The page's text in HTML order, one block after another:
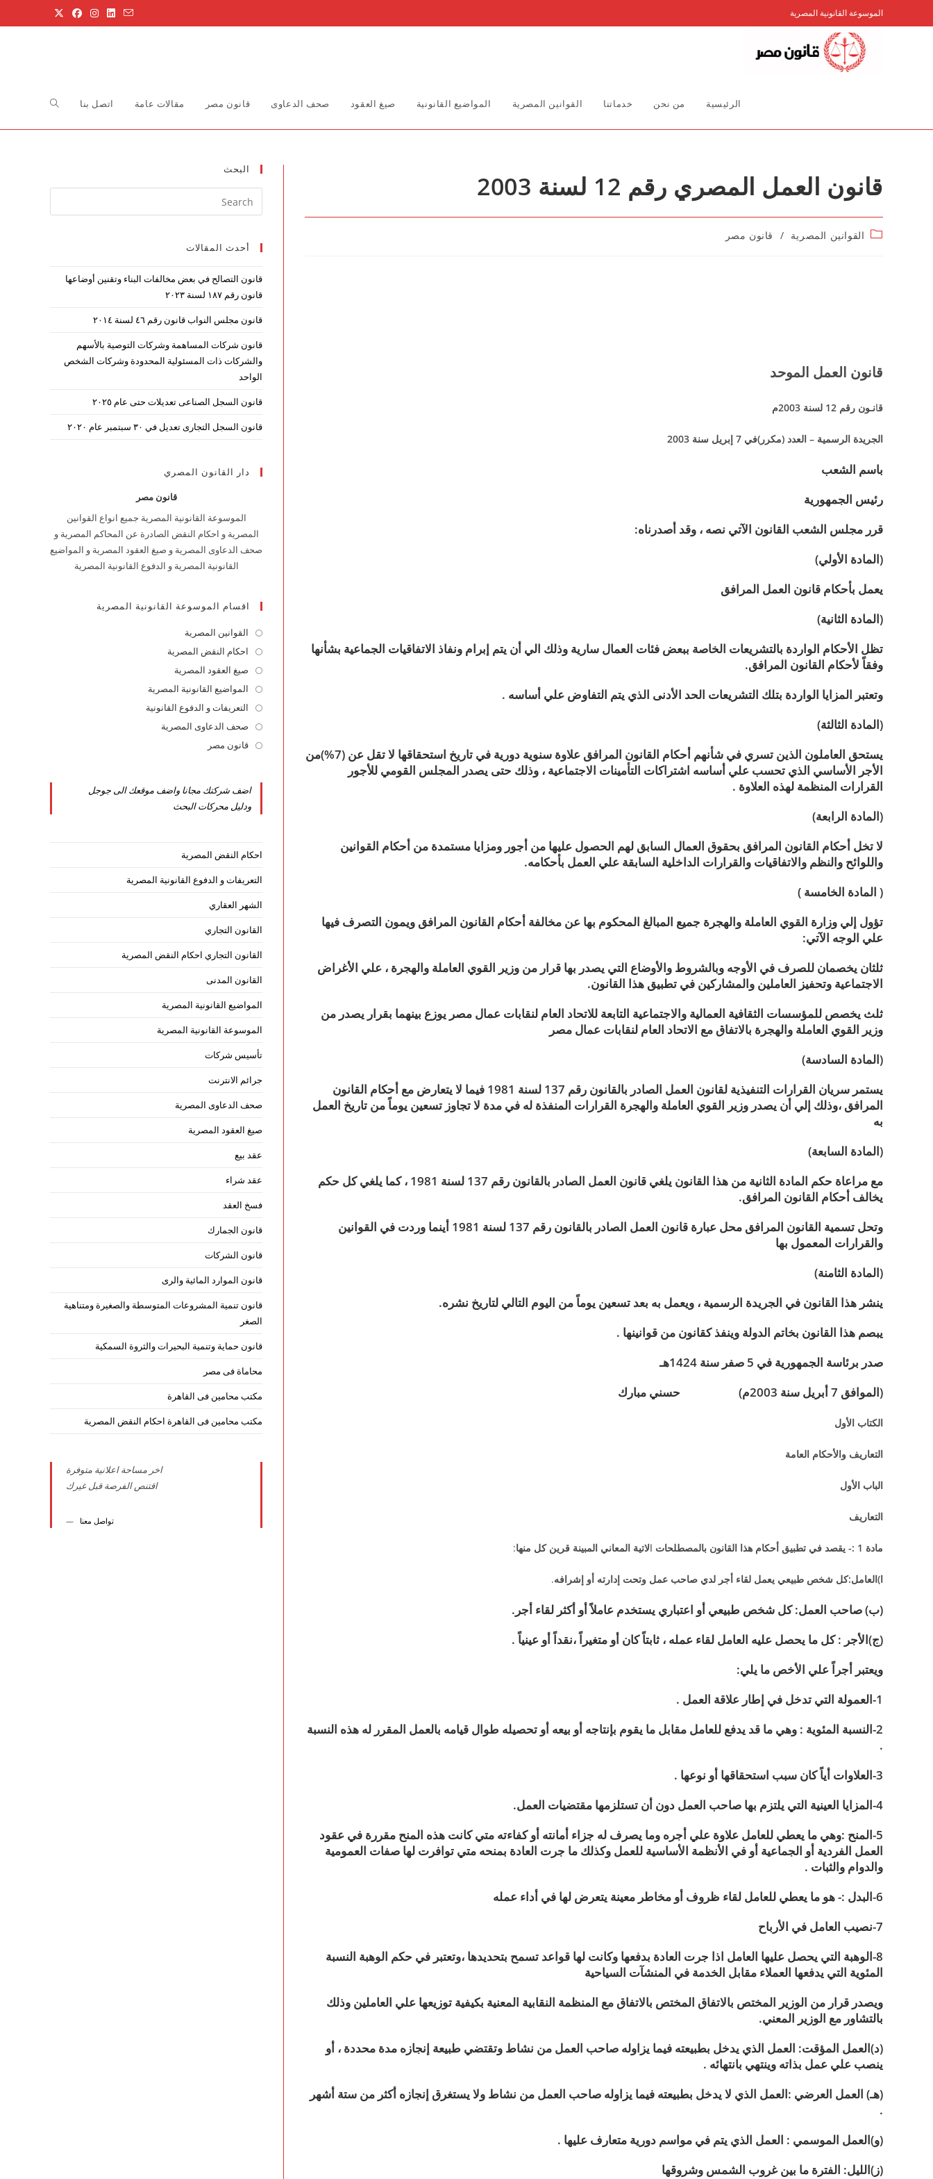
to
الموسوعة القانونية المصرية
الرئيسية من نحن خدماتنا القوانين المصرية المواضيع القانونية صيغ العقود صحف الدعاوى قانون مصر مقالات عامة اتصل بنا Toggle
قانون العمل المصري رقم 12 لسنة 2003
Post
القوانين المصرية / قانون مصر
قانون العمل الموحد
قانـون رقم 12 لسنة ‏2003‏م
الجريدة الرسمية – العدد (مكرر)في 7 إبريل سنة ‏2003‏
باسم الشعب
رئيس الجمهورية
قرر مجلس الشعب القانون الآتي نصه ، وقد أصدرناه:
(المادة الأولي)
يعمل بأحكام قانون العمل المرافق
(المادة الثانية)
تظل الأحكام الواردة بالتشريعات الخاصة ببعض فئات العمال سارية وذلك الي أن يتم إبرام ونفاذ الاتفاقيات الجماعية بشأنها
وفقاً لأحكام القانون المرافق.
وتعتبر المزايا الواردة بتلك التشريعات الحد الأدنى الذي يتم التفاوض علي أساسه .
(المادة الثالثة)
يستحق العاملون الذين تسري في شأنهم أحكام القانون المرافق علاوة سنوية دورية في تاريخ استحقاقها لا تقل عن (7%)من
الأجر الأساسي الذي تحسب علي أساسه اشتراكات التأمينات الاجتماعية ، وذلك حتى يصدر المجلس القومي للأجور
القرارات المنظمة لهذه العلاوة .
(المادة الرابعة)
لا تخل أحكام القانون المرافق بحقوق العمال السابق لهم الحصول عليها من أجور ومزايا مستمدة من أحكام القوانين
واللوائح والنظم والاتفاقيات والقرارات الداخلية السابقة علي العمل بأحكامه.
( المادة الخامسة )
تؤول إلي وزارة القوي العاملة والهجرة جميع المبالغ المحكوم بها عن مخالفة أحكام القانون المرافق ويمون التصرف فيها
علي الوجه الآتي:
ثلثان يخصمان للصرف في الأوجه وبالشروط والأوضاع التي يصدر بها قرار من وزير القوي العاملة والهجرة ، علي الأغراض
الاجتماعية وتحفيز العاملين والمشاركين في تطبيق هذا القانون.
ثلث يخصص للمؤسسات الثقافية العمالية والاجتماعية التابعة للاتحاد العام لنقابات عمال مصر يوزع بينهما بقرار يصدر من
وزير القوي العاملة والهجرة بالاتفاق مع الاتحاد العام لنقابات عمال مصر
(المادة السادسة)
يستمر سريان القرارات التنفيذية لقانون العمل الصادر بالقانون رقم 137 لسنة 1981 فيما لا يتعارض مع أحكام القانون
المرافق ،وذلك إلي أن يصدر وزير القوي العاملة والهجرة القرارات المنفذة له في مدة لا تجاوز تسعين يوماً من تاريخ العمل
به
(المادة السابعة)
مع مراعاة حكم المادة الثانية من هذا القانون يلغي قانون العمل الصادر بالقانون رقم 137 لسنة 1981 ، كما يلغي كل حكم
يخالف أحكام القانون المرافق.
وتحل تسمية القانون المرافق محل عبارة قانون العمل الصادر بالقانون رقم 137 لسنة 1981 أينما وردت في القوانين
والقرارات المعمول بها
(المادة الثامنة)
ينشر هذا القانون في الجريدة الرسمية ، ويعمل به بعد تسعين يوماً من اليوم التالي لتاريخ نشره.
يبصم هذا القانون بخاتم الدولة وينفذ كقانون من قوانينها .
صدر برئاسة الجمهورية في 5 صفر سنة 1424هـ
(الموافق 7 أبريل سنة 2003م) حسني مبارك
الكتاب الأول
التعاريف والأحكام العامة
الباب الأول
التعاريف
مادة 1 :- يقصد في تطبيق أحكام هذا القانون بالمصطلحات الاتية المعاني المبينة قرين كل منها:
ا)العامل:كل شخص طبيعي يعمل لقاء أجر لدي صاحب عمل وتحت إدارته أو إشرافه.
(ب) صاحب العمل: كل شخص طبيعي أو اعتباري يستخدم عاملاً أو أكثر لقاء أجر.
(ج)الأجر : كل ما يحصل عليه العامل لقاء عمله ، ثابتاً كان أو متغيراً ،نقداً أو عينياً .
ويعتبر أجراً علي الأخص ما يلي:
1-العمولة التي تدخل في إطار علاقة العمل .
2-النسبة المئوية : وهي ما قد يدفع للعامل مقابل ما يقوم بإنتاجه أو بيعه أو تحصيله طوال قيامه بالعمل المقرر له هذه النسبة
.
3-العلاوات أياً كان سبب استحقاقها أو نوعها .
4-المزايا العينية التي يلتزم بها صاحب العمل دون أن تستلزمها مقتضيات العمل.
5-المنح :وهي ما يعطي للعامل علاوة علي أجره وما يصرف له جزاء أمانته أو كفاءته متي كانت هذه المنح مقررة في عقود
العمل الفردية أو الجماعية أو في الأنظمة الأساسية للعمل وكذلك ما جرت العادة بمنحه متي توافرت لها صفات العمومية
والدوام والثبات .
6-البدل :- هو ما يعطي للعامل لقاء ظروف أو مخاطر معينة يتعرض لها في أداء عمله
7-نصيب العامل في الأرباح
8-الوهبة التي يحصل عليها العامل اذا جرت العادة بدفعها وكانت لها قواعد تسمح بتحديدها ،وتعتبر في حكم الوهبة النسبة
المئوية التي يدفعها العملاء مقابل الخدمة في المنشآت السياحية
ويصدر قرار من الوزير المختص بالاتفاق المختص بالاتفاق مع المنظمة النقابية المعنية بكيفية توزيعها علي العاملين وذلك
بالتشاور مع الوزير المعني.
(د)العمل المؤقت: العمل الذي يدخل بطبيعته فيما يزاوله صاحب العمل من نشاط وتقتضي طبيعة إنجازه مدة محددة ، أو
ينصب علي عمل بذاته وينتهي بانتهائه .
(هـ) العمل العرضي :العمل الذي لا يدخل بطبيعته فيما يزاوله صاحب العمل من نشاط ولا يستغرق إنجازه أكثر من ستة أشهر
.
(و)العمل الموسمي : العمل الذي يتم في مواسم دورية متعارف عليها .
(ز)الليل: الفترة ما بين غروب الشمس وشروقها
البحث
Escape
أحدث المقالات
قانون التصالح في بعض مخالفات البناء وتقنين أوضاعها
قانون رقم ۱۸۷ لسنة ۲۰۲۳
قانون مجلس النواب قانون رقم ٤٦ لسنة ٢٠١٤
قانون شركات المساهمة وشركات التوصية بالأسهم
والشركات ذات المسئولية المحدودة وشركات الشخص
الواحد
قانون السجل الصناعى تعديلات حتى عام ٢٠٢٥
قانون السجل التجارى تعديل في ٣٠ سبتمبر عام ٢٠٢٠
دار القانون المصري
قانون مصر
الموسوعة القانونية المصرية جميع انواع القوانين
المصرية و احكام النقض الصادرة عن المحاكم المصرية و
صحف الدعاوى المصرية و صيغ العقود المصرية و المواضيع
القانونية المصرية و الدفوع القانونية المصرية
اقسام الموسوعة القانونية المصرية
القوانين المصرية
in
a
new
tab
احكام النقض المصرية
a
new
صيغ العقود المصرية
in
a
new
المواضيع القانونية المصرية
inالتعريفات و الدفوع القانونية
صحف الدعاوى المصرية
tab
قانون مصر
new
tab
اضف شركتك مجانا واضف موقعك الى جوجل
ودليل محركات البحث
احكام النقض المصرية
التعريفات و الدفوع القانونية المصرية
الشهر العقاري
القانون التجاري
القانون التجاري احكام النقض المصرية
القانون المدنى
المواضيع القانونية المصرية
الموسوعة القانونية المصرية
تأسيس شركات
جرائم الانترنت
صحف الدعاوى المصرية
صيغ العقود المصرية
عقد بيع
عقد شراء
فسخ العقد
قانون الجمارك
قانون الشركات
قانون الموارد المائية والرى
قانون تنمية المشروعات المتوسطة والصغيرة ومتناهية
الصغر
قانون حماية وتنمية البحيرات والثروة السمكية
محاماة فى مصر
مكتب محامين فى القاهرة
مكتب محامين فى القاهرة احكام النقض المصرية
اخر مساحة اعلانية متوفرة
اقتنص الفرصة قبل غيرك
تواصل معنا